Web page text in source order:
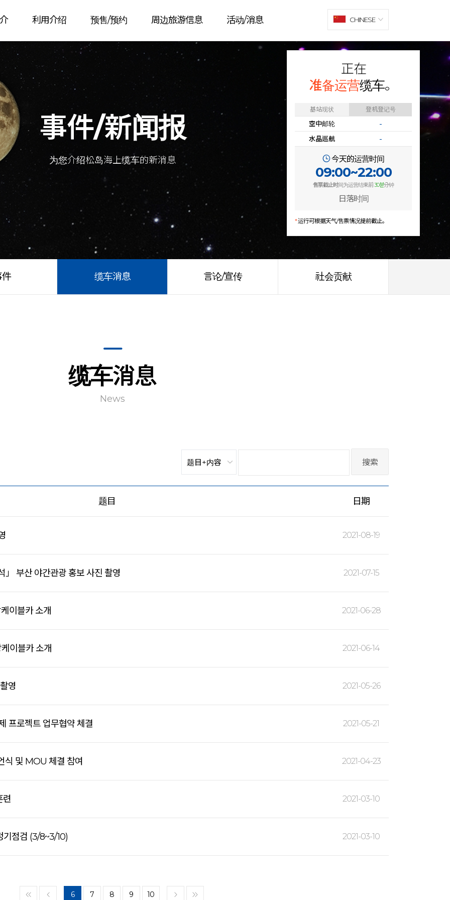
正在
准备运营缆车。
基站现状 登机登记号
空中邮轮
-
水晶巡航
-
今天的运营时间
09:00~22:00
售票截止时间为运营结束前30분分钟
日落时间
*运行可根据天气/售票情况提前截止。
利用介绍 预售/预约 周边旅游信息 活动/消息 CHINESE
事件/新闻报
为您介绍松岛海上缆车的新消息
缆车消息 言论/宣传 社会贡献
缆车消息
News
题目 日期
2021-08-19
」 부산 야간관광 홍보 사진 촬영 2021-07-15
이블카 소개 2021-06-28
이블카 소개 2021-06-14
영 2021-05-26
프로젝트 업무협약 체결 2021-05-21
식 및 MOU 체결 참여 2021-04-23
련 2021-03-10
기점검 (3/8~3/10) 2021-03-10
<< < 6 7 8 9 10 > >>